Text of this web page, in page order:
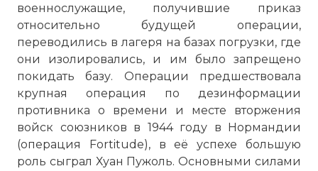
военнослужащие, получившие приказ
относительно будущей операции,
переводились в лагеря на базах погрузки, где
они изолировались, и им было запрещено
покидать базу. Операции предшествовала
крупная операция по дезинформации
противника о времени и месте вторжения
войск союзников в 1944 году в Нормандии
(операция Fortitude), в её успехе большую
роль сыграл Хуан Пужоль. Основными силами